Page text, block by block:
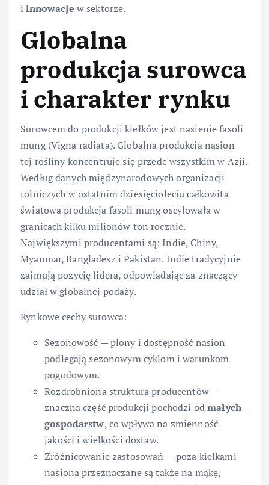
iinnowacje w sektorze.
Globalna
produkcja surowca
i charakter rynku
Surowcem do produkcji kiełków jest nasienie fasoli
mung (Vigna radiata). Globalna produkcja nasion
tej rośliny koncentruje się przede wszystkim w Azji.
Według danych międzynarodowych organizacji
rolniczych w ostatnim dziesięcioleciu całkowita
światowa produkcja fasoli mung oscylowała w
granicach kilku milionów ton rocznie.
Największymi producentami są: Indie, Chiny,
Myanmar, Bangladesz i Pakistan. Indie tradycyjnie
zajmują pozycję lidera, odpowiadając za znaczący
udział w globalnej podaży.
Rynkowe cechy surowca:
Sezonowość — plony i dostępność nasion
podlegają sezonowym cyklom i warunkom
pogodowym.
Rozdrobniona struktura producentów —
znaczna część produkcji pochodzi odmałych
gospodarstw, co wpływa na zmienność
jakości i wielkości dostaw.
Zróżnicowanie zastosowań — poza kiełkami
nasiona przeznaczane są także na mąkę,